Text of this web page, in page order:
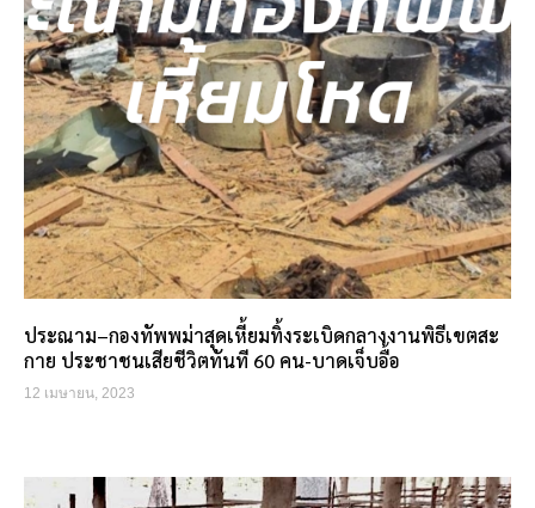
ประณาม–กองทัพพม่าสุดเหี้ยมทิ้งระเบิดกลางงานพิธีเขตสะ
กาย ประชาชนเสียชีวิตทันที 60 คน-บาดเจ็บอื้อ
12 เมษายน, 2023